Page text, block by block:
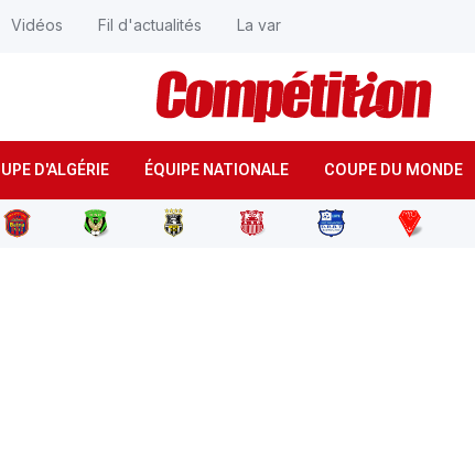
D'ALGÉRIE ÉQUIPE NATIONALE COUPE DU MONDE
Vidéos Fil d'actualités La var